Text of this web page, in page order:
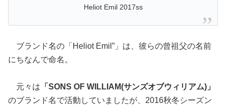
Heliot Emil 2017ss
ブランド名の「Heliot Emil”」は、彼らの曾祖父の名前
にちなんで命名。
元々は 「SONS OF WILLIAM(サンズオブウィリアム)」
のブランド名で活動していましたが、2016秋冬シーズン